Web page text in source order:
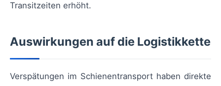
Transitzeiten erhöht.
Auswirkungen auf die Logistikkette
Verspätungen im Schienentransport haben direkte